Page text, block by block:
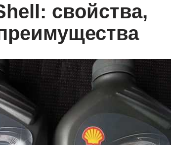
свойства,